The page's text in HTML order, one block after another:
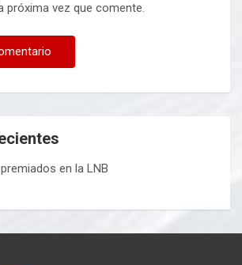
próxima vez que comente.
en la LNB